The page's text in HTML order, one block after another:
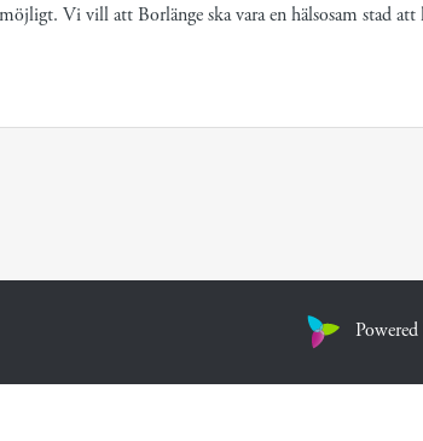
Vi vill att Borlänge ska vara en hälsosam stad att